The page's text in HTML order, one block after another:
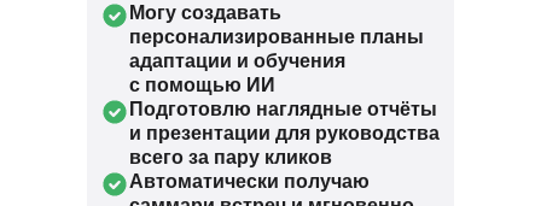
Могу создавать
персонализированные планы
адаптации и обучения
с помощью ИИ
Подготовлю наглядные отчёты
и презентации для руководства
всего за пару кликов
Автоматически получаю